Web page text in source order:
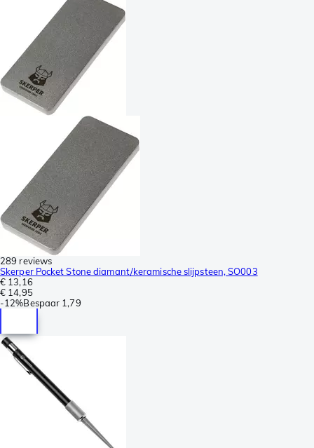
289 reviews
Skerper Pocket Stone diamant/keramische slijpsteen, SO003
€ 13,16
€ 14,95
-12%Bespaar 1,79